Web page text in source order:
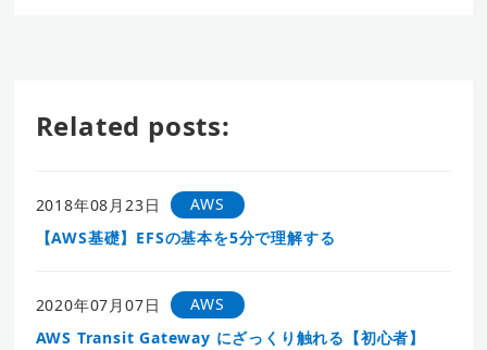
Related posts:
2018年08月23日
AWS
【AWS基礎】EFSの基本を5分で理解する
2020年07月07日
AWS
AWS Transit Gateway にざっくり触れる【初心者】